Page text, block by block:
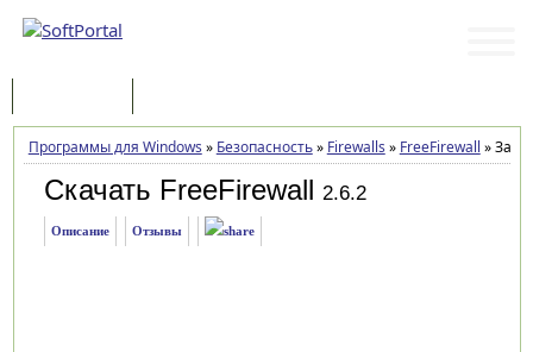
Программы для Windows » Безопасность» Firewalls » FreeFirewall »
Скачать FreeFirewall 2.6.2
Описание Отзывы